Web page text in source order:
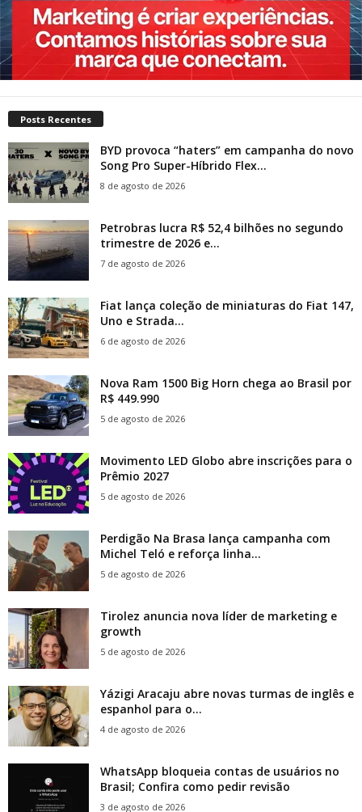
Posts Recentes
BYD provoca “haters” em campanha do novo
Song Pro Super-Híbrido Flex...
8 de agosto de 2026
Petrobras lucra R$ 52,4 bilhões no segundo
trimestre de 2026 e...
7 de agosto de 2026
Fiat lança coleção de miniaturas do Fiat 147,
Uno e Strada...
6 de agosto de 2026
Nova Ram 1500 Big Horn chega ao Brasil por
R$ 449.990
5 de agosto de 2026
Movimento LED Globo abre inscrições para o
Prêmio 2027
5 de agosto de 2026
Perdigão Na Brasa lança campanha com
Michel Teló e reforça linha...
5 de agosto de 2026
Tirolez anuncia nova líder de marketing e
growth
5 de agosto de 2026
Yázigi Aracaju abre novas turmas de inglês e
espanhol para o...
4 de agosto de 2026
WhatsApp bloqueia contas de usuários no
Brasil; Confira como pedir revisão
3 de agosto de 2026